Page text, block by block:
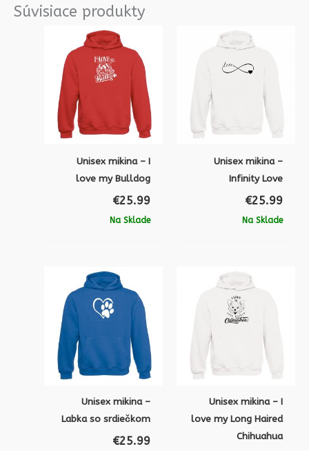
Súvisiace produkty
Unisex mikina – I
love my Bulldog
€25.99
Na Sklade
Unisex mikina –
Infinity Love
€25.99
Na Sklade
Unisex mikina –
Labka so srdiečkom
€25.99
Unisex mikina – I
love my Long Haired
Chihuahua